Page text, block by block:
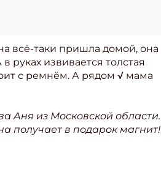
всё-таки пришла домой, она
руках извивается толстая
с ремнём. А рядом √ мама
Аня из Московской области.
получает в подарок магнит!